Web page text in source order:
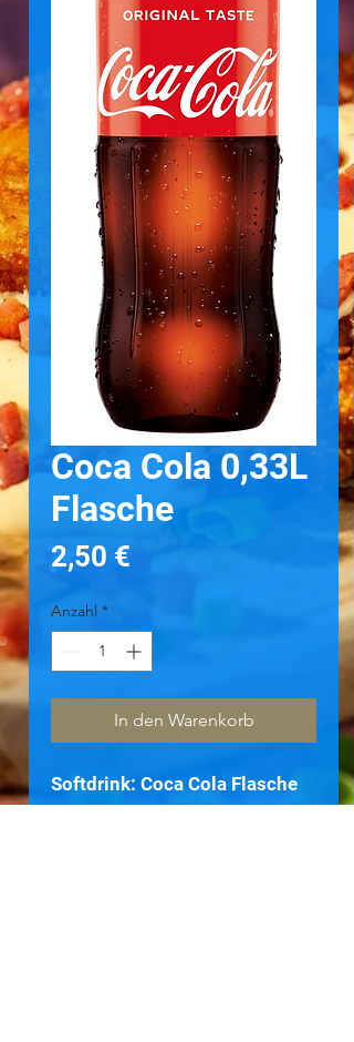
Coca Cola 0,33L
Flasche
2,50 € Preis
Anzahl *
In den Warenkorb
Softdrink: Coca Cola Flasche